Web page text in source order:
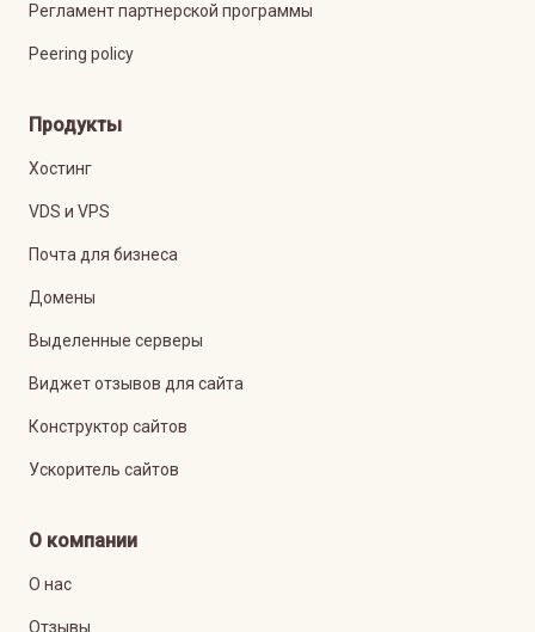
Регламент партнерской программы
Peering policy
Продукты
Хостинг
VDS и VPS
Почта для бизнеса
Домены
Выделенные серверы
Виджет отзывов для сайта
Конструктор сайтов
Ускоритель сайтов
О компании
О нас
Отзывы